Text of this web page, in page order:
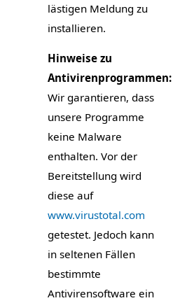
lästigen Meldung zu
installieren.
Hinweise zu
Antivirenprogrammen:
Wir garantieren, dass
unsere Programme
keine Malware
enthalten. Vor der
Bereitstellung wird
diese auf
www.virustotal.com
getestet. Jedoch kann
in seltenen Fällen
bestimmte
Antivirensoftware ein